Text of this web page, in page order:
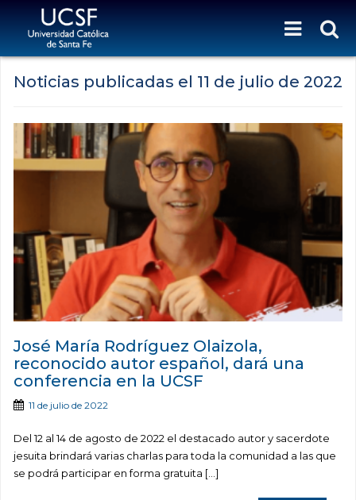
Noticias publicadas el 11 de julio de 2022
José María Rodríguez Olaizola,
reconocido autor español, dará una
conferencia en la UCSF
11 de julio de 2022
Del 12 al 14 de agosto de 2022 el destacado autor y sacerdote
jesuita brindará varias charlas para toda la comunidad a las que
se podrá participar en forma gratuita […]